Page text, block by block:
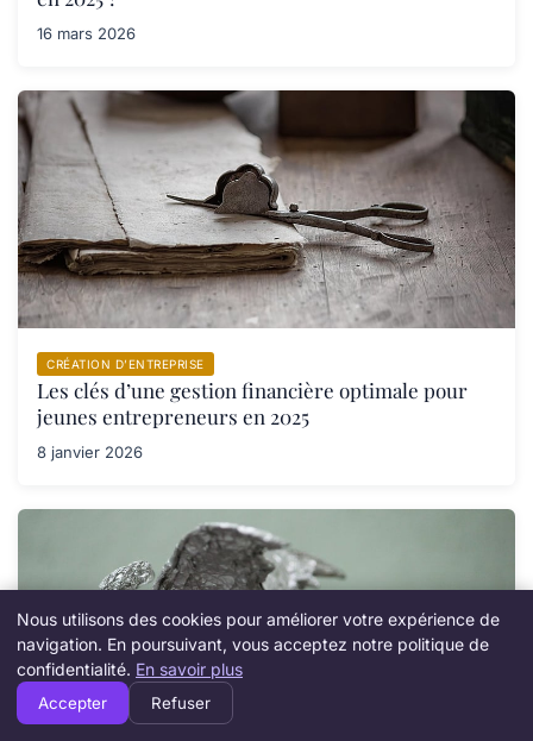
16 mars 2026
CRÉATION D’ENTREPRISE
Les clés d’une gestion financière optimale pour
jeunes entrepreneurs en 2025
8 janvier 2026
Nous utilisons des cookies pour améliorer votre expérience de
navigation. En poursuivant, vous acceptez notre politique de
confidentialité. En savoir plus
Accepter Refuser